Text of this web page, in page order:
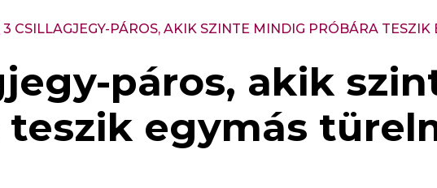
3 CSILLAGJEGY-PÁROS, AKIK SZINTE MINDIG PRÓBÁRA TESZIK
páros, akik
teszik egymás